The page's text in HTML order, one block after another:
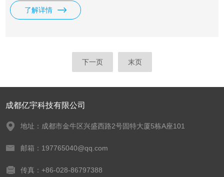
点都是液压阀在这些设备中广泛应用的原因。
了解详情
下一页 末页
成都亿宇科技有限公司
地址：成都市金牛区兴盛西路2号固特大厦5栋A座101
邮箱：197765040@qq.com
传真：+86-028-86797388